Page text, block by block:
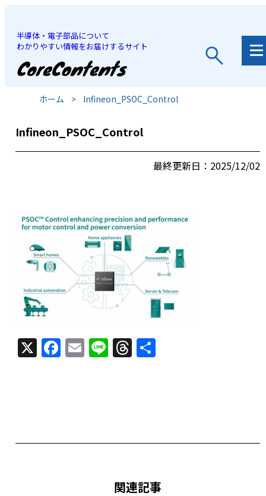
半導体・電子部品について
わかりやすい情報をお届けするサイト
JP
ホーム > Infineon_PSOC_Control
Infineon_PSOC_Control
最終更新日：2025/12/02
X F
a
o
E
m
Li
n
T
h
s
関連記事